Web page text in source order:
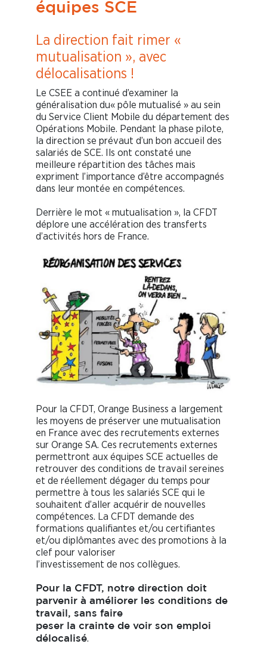
équipes SCE
La direction fait rimer «
mutualisation », avec
délocalisations !
Le CSEE a continué d’examiner la
généralisation du« pôle mutualisé » au sein
du Service Client Mobile du département des
Opérations Mobile. Pendant la phase pilote,
la direction se prévaut d’un bon accueil des
salariés de SCE. Ils ont constaté une
meilleure répartition des tâches mais
expriment l’importance d’être accompagnés
dans leur montée en compétences.
Derrière le mot « mutualisation », la CFDT
déplore une accélération des transferts
d’activités hors de France.
Pour la CFDT, Orange Business a largement
les moyens de préserver une mutualisation
en France avec des recrutements externes
sur Orange SA. Ces recrutements externes
permettront aux équipes SCE actuelles de
retrouver des conditions de travail sereines
et de réellement dégager du temps pour
permettre à tous les salariés SCE qui le
souhaitent d’aller acquérir de nouvelles
compétences. La CFDT demande des
formations qualifiantes et/ou certifiantes
et/ou diplômantes avec des promotions à la
clef pour valoriser
l’investissement de nos collègues.
Pour la CFDT, notre direction doit
parvenir à améliorer les conditions de
travail, sans faire
peser la crainte de voir son emploi
délocalisé.